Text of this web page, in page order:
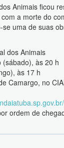
Animais ficou
a morte do
uma de suas
dos Animais
(sábado), às 20 h
às 17 h
Camargo, no
ordem de